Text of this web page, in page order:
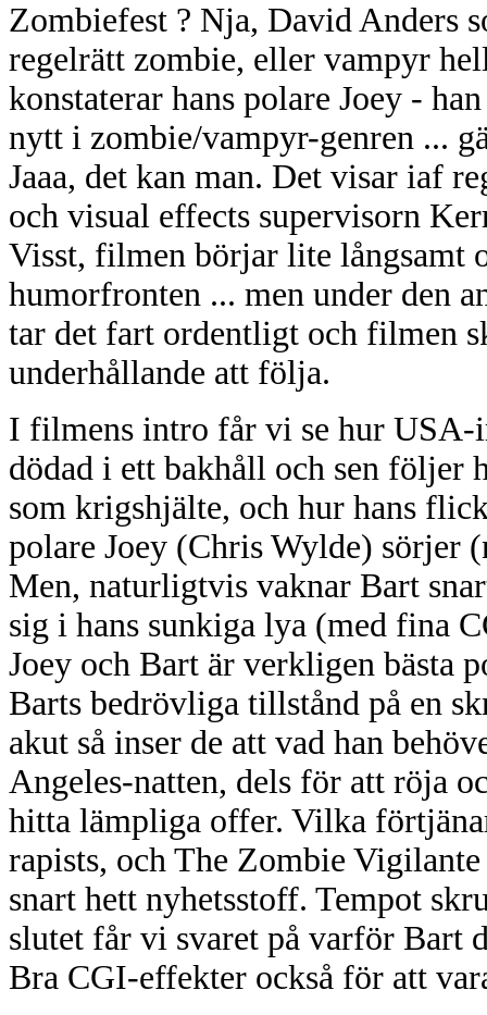
Zombiefest ? Nja, David Anders
regelrätt zombie, eller vampyr
konstaterar hans polare Joey -
nytt i zombie/vampyr-genren ...
Jaaa, det kan man. Det visar iaf
och visual effects supervisorn
Visst, filmen börjar lite långsamt
humorfronten ... men under den
tar det fart ordentligt och filmen
underhållande att följa.
I filmens intro får vi se hur
dödad i ett bakhåll och sen följer
som krigshjälte, och hur hans
polare Joey (Chris Wylde) sörjer
Men, naturligtvis vaknar Bart
sig i hans sunkiga lya (med fina
Joey och Bart är verkligen bästa
Barts bedrövliga tillstånd på en
akut så inser de att vad han
Angeles-natten, dels för att röja
hitta lämpliga offer. Vilka
rapists, och The Zombie
snart hett nyhetsstoff. Tempot
slutet får vi svaret på varför Bart
Bra CGI-effekter också för att